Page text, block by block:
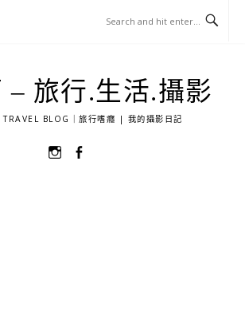
– 旅行.生活.攝影
BLOG｜旅行嗜癮 | 我的攝影日記
選